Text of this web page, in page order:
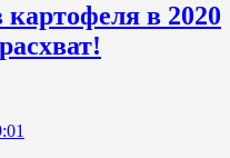
в 2020